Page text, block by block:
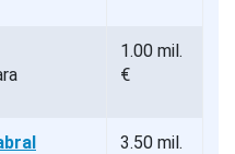
1.00 mil.
€
3.50 mil.